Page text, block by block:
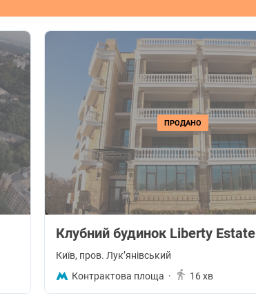
ПРОДАНО
Клубний будинок Liberty Estate
Київ, пров. Лукʼянівський
Контрактова площа · 16 хв